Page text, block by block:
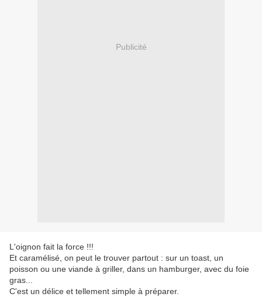
Publicité
L'oignon fait la force !!!
Et caramélisé, on peut le trouver partout : sur un toast, un
poisson ou une viande à griller, dans un hamburger, avec du foie
gras...
C'est un délice et tellement simple à préparer.